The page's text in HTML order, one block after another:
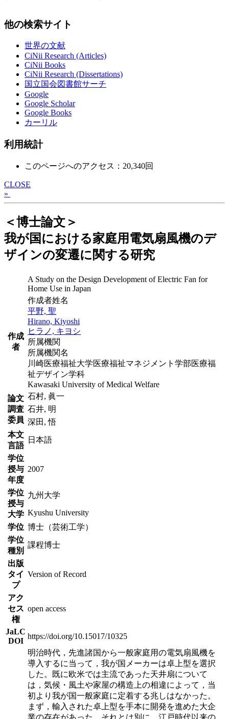
他の検索サイト
世界の文献
CiNii Research (Articles)
CiNii Books
CiNii Research (Dissertations)
国立国会図書館サーチ
Google
Google Scholar
Google Books
カーリル
利用統計
このページへのアクセス：20,340回
CLOSE
»
＜博士論文＞
我が国における家庭用電気扇風機のデ
ザインの変遷に関する研究
A Study on the Design Development of Electric Fan for
Home Use in Japan
作成
者
作成者姓名
平野, 聖
Hirano, Kiyoshi
ヒラノ, キヨシ
所属機関
所属機関名
川崎医療福祉大学医療福祉マネジメント学部医療福
祉デザイン学科
Kawasaki University of Medical Welfare
論文
調査
委員
石村, 眞一
石井, 明
深田, 悟
本文
言語
日本語
学位
授与
年度
2007
学位
授与
大学
九州大学
Kyushu University
学位 博士（芸術工学）
学位
種別
課程博士
出版
タイ
プ
Version of Record
アク
セス
権
open access
JaLC
DOI
https://doi.org/10.15017/10325
明治時代，先進諸国から一般家庭用の電気扇風機を
導入するに当って，我が国メーカーは卓上型を選択
した。既に欧米では主流であった天井扇について
は，気候・風土や家屋の構造上の相違によって，当
初より我が国一般家庭に定着する兆しはなかった。
まず，輸入された卓上型を手本に開発を進めた大企
業の存在があった。それとは別に，江戸時代以来の